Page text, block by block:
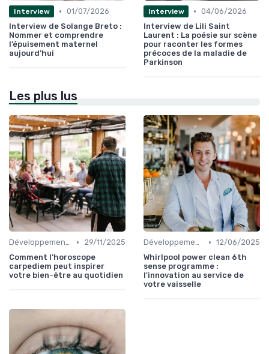
Interview • 01/07/2026
Interview de Solange Breto :
Nommer et comprendre
l’épuisement maternel
aujourd’hui
Interview • 04/06/2026
Interview de Lili Saint
Laurent : La poésie sur scène
pour raconter les formes
précoces de la maladie de
Parkinson
Les plus lus
Développement Durable et Bien-être •
29/11/2025
Comment l’horoscope
carpediem peut inspirer
votre bien-être au quotidien
Développement Durable et Bien-être • 12/06/2025
Whirlpool power clean 6th
sense programme :
l'innovation au service de
votre vaisselle